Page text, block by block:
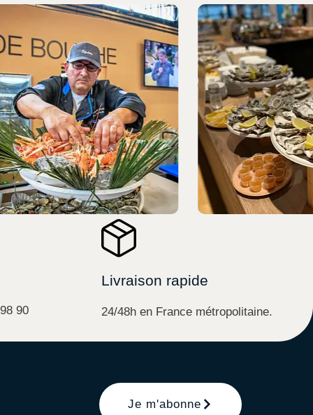
90
Livraison rapide
24/48h en France métropolitaine.
Je m'abonne